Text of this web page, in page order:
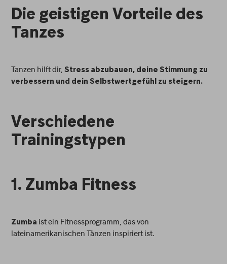
Die geistigen Vorteile des
Tanzes
Tanzen hilft dir,Stress abzubauen, deine Stimmung zu
verbessern und dein Selbstwertgefühl zu steigern.
Verschiedene
Trainingstypen
1. Zumba Fitness
Zumba ist ein Fitnessprogramm, das von
lateinamerikanischen Tänzen inspiriert ist.